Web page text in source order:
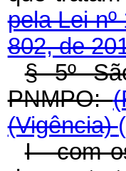
pela Lei
802, de
§ 5º
PNMPO:
(Vigência)
I - com